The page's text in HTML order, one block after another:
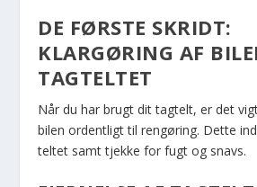
DE FØRSTE SKRIDT:
KLARGØRING AF
TAGTELTET
Når du har brugt dit tagtelt, er det
bilen ordentligt til rengøring. Dette
teltet samt tjekke for fugt og snavs.